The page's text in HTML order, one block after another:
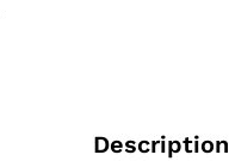
Description